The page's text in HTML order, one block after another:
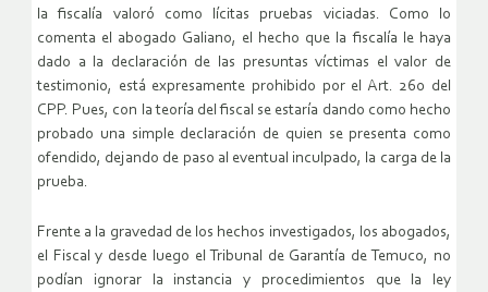
la fiscalía valoró como lícitas pruebas viciadas. Como lo
comenta el abogado Galiano, el hecho que la fiscalía le haya
dado a la declaración de las presuntas víctimas el valor de
testimonio, está expresamente prohibido por el Art. 260 del
CPP. Pues, con la teoría del fiscal se estaría dando como hecho
probado una simple declaración de quien se presenta como
ofendido, dejando de paso al eventual inculpado, la carga de la
prueba.
Frente a la gravedad de los hechos investigados, los abogados,
el Fiscal y desde luego el Tribunal de Garantía de Temuco, no
podían ignorar la instancia y procedimientos que la ley